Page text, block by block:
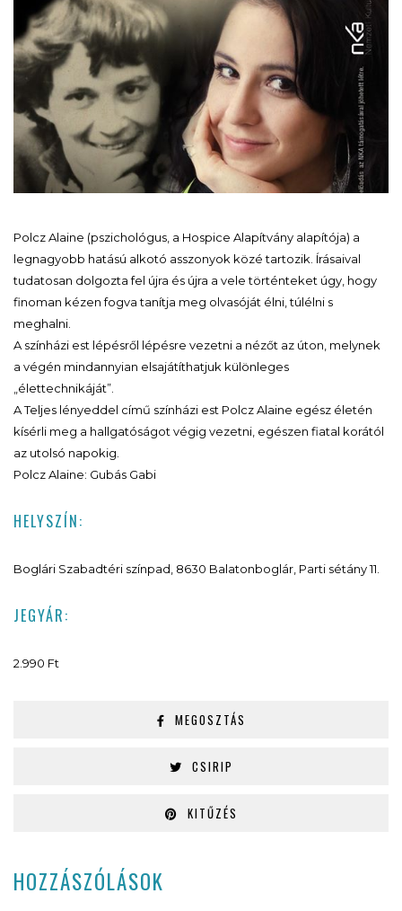
Polcz Alaine (pszichológus, a Hospice Alapítvány alapítója) a
legnagyobb hatású alkotó asszonyok közé tartozik. Írásaival
tudatosan dolgozta fel újra és újra a vele történteket úgy, hogy
finoman kézen fogva tanítja meg olvasóját élni, túlélni s
meghalni.
A színházi est lépésről lépésre vezetni a nézőt az úton, melynek
a végén mindannyian elsajátíthatjuk különleges
„élettechnikáját”.
A Teljes lényeddel című színházi est Polcz Alaine egész életén
kísérli meg a hallgatóságot végig vezetni, egészen fiatal korától
az utolsó napokig.
Polcz Alaine: Gubás Gabi
HELYSZÍN:
Boglári Szabadtéri színpad, 8630 Balatonboglár, Parti sétány 11.
JEGYÁR:
2.990 Ft
MEGOSZTÁS
CSIRIP
KITŰZÉS
HOZZÁSZÓLÁSOK